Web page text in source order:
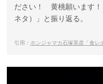
ださい！ 黄桃願います
ネタ）」と振り返る。
引用： ホンジャマカ石塚英彦「食レ